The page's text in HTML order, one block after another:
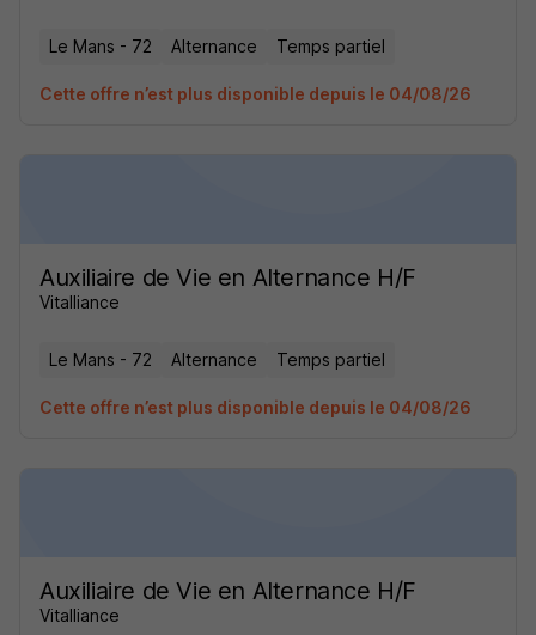
Le Mans - 72 Alternance Temps partiel
Cette offre n’est plus disponible depuis le 04/08/26
Auxiliaire de Vie en Alternance H/F
Vitalliance
Le Mans - 72 Alternance Temps partiel
Cette offre n’est plus disponible depuis le 04/08/26
Auxiliaire de Vie en Alternance H/F
Vitalliance